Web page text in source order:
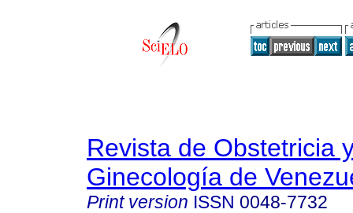
Revista de Obstetricia
Ginecología de
Print version ISSN 0048-7732